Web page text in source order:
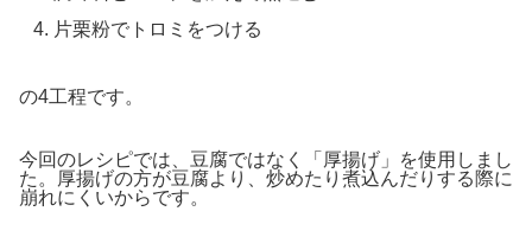
片栗粉でトロミをつける
の4工程です。
今回のレシピでは、豆腐ではなく「厚揚げ」を使用しまし
た。厚揚げの方が豆腐より、炒めたり煮込んだりする際に
崩れにくいからです。